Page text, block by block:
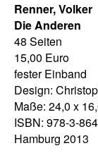
Renner, Volker
Die Anderen
48 Seiten
15,00 Euro
fester Einband
Design:
Maße: 24,0 x
ISBN: 978-3-
Hamburg 2013